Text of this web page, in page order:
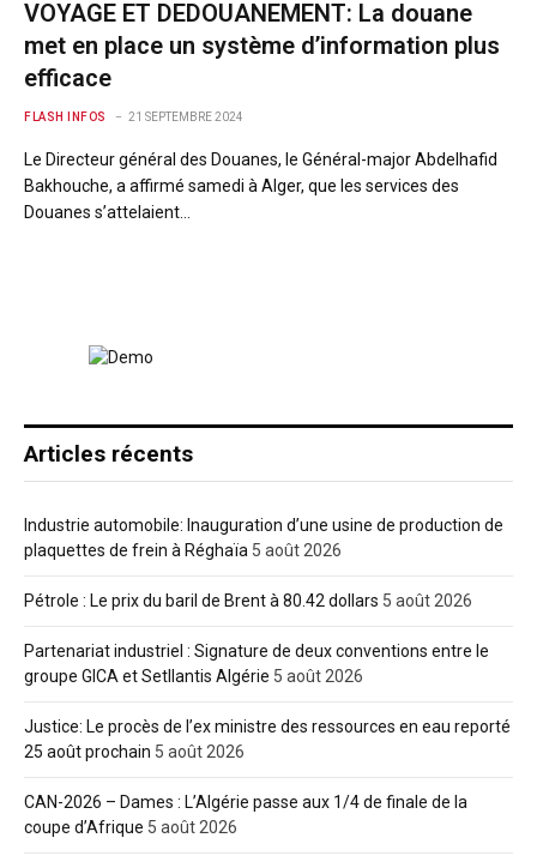
VOYAGE ET DEDOUANEMENT: La douane
met en place un système d’information plus
efficace
FLASH INFOS 21 SEPTEMBRE 2024
Le Directeur général des Douanes, le Général-major Abdelhafid
Bakhouche, a affirmé samedi à Alger, que les services des
Douanes s’attelaient…
Articles récents
Industrie automobile: Inauguration d’une usine de production de
plaquettes de frein à Réghaïa 5 août 2026
Pétrole : Le prix du baril de Brent à 80.42 dollars 5 août 2026
Partenariat industriel : Signature de deux conventions entre le
groupe GICA et Setllantis Algérie 5 août 2026
Justice: Le procès de l’ex ministre des ressources en eau reporté
25 août prochain 5 août 2026
CAN-2026 – Dames : L’Algérie passe aux 1/4 de finale de la
coupe d’Afrique 5 août 2026